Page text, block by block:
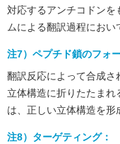
対応するアンチコドンを
ムによる翻訳過程におい
注7）ペプチド鎖のフォ
翻訳反応によって合成
立体構造に折りたたま
は、正しい立体構造を形
注8）ターゲティング：